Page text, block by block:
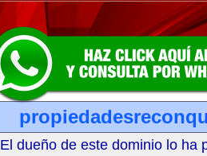
El dueño de este dominio lo ha